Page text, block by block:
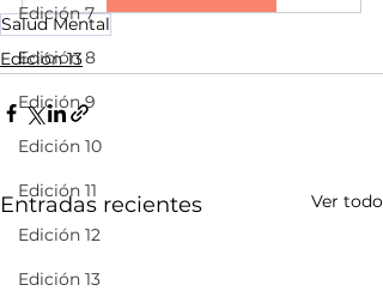
Edición 7
Edición 8
Edición 9
Edición 10
Edición 11
Edición 12
Edición 13
Salud Mental
Edición 13
Entradas recientes Ver todo